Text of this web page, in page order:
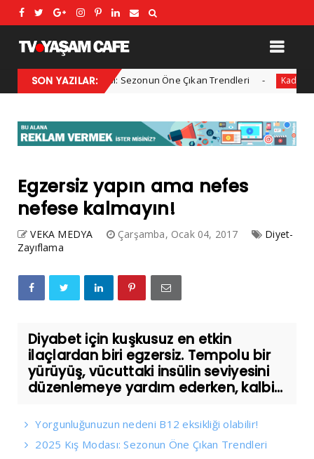
SON YAZILAR:
2025 Kış Modası: Sezonun Öne Çıkan Trendleri Kadın Her
Egzersiz yapın ama nefes
nefese kalmayın!
VEKA MEDYA Çarşamba, Ocak 04, 2017
Diyet-
Zayıflama
Diyabet için kuşkusuz en etkin
ilaçlardan biri egzersiz. Tempolu bir
yürüyüş, vücuttaki insülin seviyesini
düzenlemeye yardım ederken, kalbi...
Yorgunluğunuzun nedeni B12 eksikliği olabilir!
2025 Kış Modası: Sezonun Öne Çıkan Trendleri